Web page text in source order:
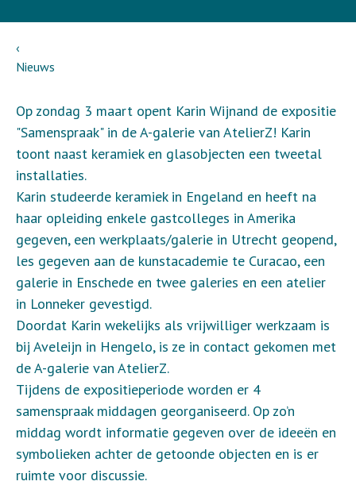
Nieuws
Op zondag 3 maart opent Karin Wijnand de expositie
"Samenspraak" in de A-galerie van AtelierZ! Karin
toont naast keramiek en glasobjecten een tweetal
installaties.
Karin studeerde keramiek in Engeland en heeft na
haar opleiding enkele gastcolleges in Amerika
gegeven, een werkplaats/galerie in Utrecht geopend,
les gegeven aan de kunstacademie te Curacao, een
galerie in Enschede en twee galeries en een atelier
in Lonneker gevestigd.
Doordat Karin wekelijks als vrijwilliger werkzaam is
bij Aveleijn in Hengelo, is ze in contact gekomen met
de A-galerie van AtelierZ.
Tijdens de expositieperiode worden er 4
samenspraak middagen georganiseerd. Op zo’n
middag wordt informatie gegeven over de ideeën en
symbolieken achter de getoonde objecten en is er
ruimte voor discussie.